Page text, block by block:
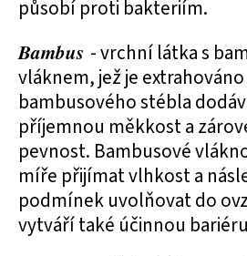
působí proti bakteriím.
Bambus - vrchní látka s
vláknem, jež je
bambusového stébla
příjemnou měkkost a
pevnost. Bambusové
míře přijímat vlhkost a
podmínek uvolňovat do
vytváří také účinnou